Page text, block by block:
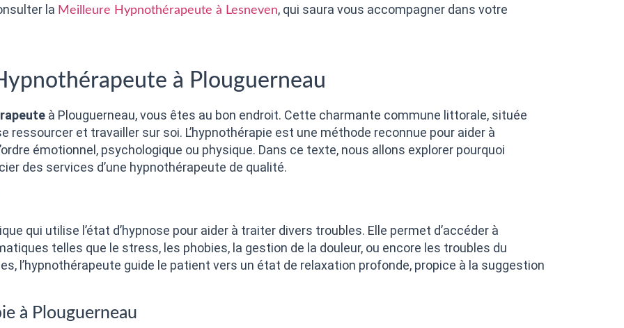
la Meilleure Hypnothérapeute à Lesneven, qui saura vous accompagner dans votre
à Plouguerneau
à Plouguerneau, vous êtes au bon endroit. Cette charmante commune littorale, située
ressourcer et travailler sur soi. L’hypnothérapie est une méthode reconnue pour aider à
émotionnel, psychologique ou physique. Dans ce texte, nous allons explorer pourquoi
des services d’une hypnothérapeute de qualité.
qui utilise l’état d’hypnose pour aider à traiter divers troubles. Elle permet d’accéder à
telles que le stress, les phobies, la gestion de la douleur, ou encore les troubles du
l’hypnothérapeute guide le patient vers un état de relaxation profonde, propice à la suggestion
à Plouguerneau